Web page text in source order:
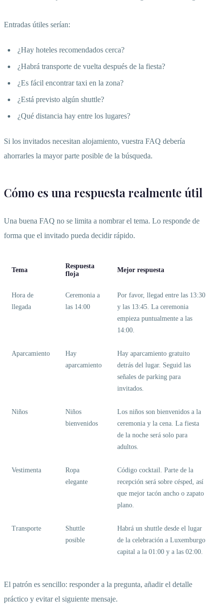
Entradas útiles serían:
¿Hay hoteles recomendados cerca?
¿Habrá transporte de vuelta después de la fiesta?
¿Es fácil encontrar taxi en la zona?
¿Está previsto algún shuttle?
¿Qué distancia hay entre los lugares?
Si los invitados necesitan alojamiento, vuestra FAQ debería
ahorrarles la mayor parte posible de la búsqueda.
Cómo es una respuesta realmente útil
Una buena FAQ no se limita a nombrar el tema. Lo responde de
forma que el invitado pueda decidir rápido.
Tema
Respuesta
floja
Mejor respuesta
Hora de
llegada
Ceremonia a
las 14:00
Por favor, llegad entre las 13:30
y las 13:45. La ceremonia
empieza puntualmente a las
14:00.
Aparcamiento
Hay
aparcamiento
Hay aparcamiento gratuito
detrás del lugar. Seguid las
señales de parking para
invitados.
Niños
Niños
bienvenidos
Los niños son bienvenidos a la
ceremonia y la cena. La fiesta
de la noche será solo para
adultos.
Vestimenta
Ropa
elegante
Código cocktail. Parte de la
recepción será sobre césped, así
que mejor tacón ancho o zapato
plano.
Transporte
Shuttle
posible
Habrá un shuttle desde el lugar
de la celebración a Luxemburgo
capital a la 01:00 y a las 02:00.
El patrón es sencillo: responder a la pregunta, añadir el detalle
práctico y evitar el siguiente mensaje.